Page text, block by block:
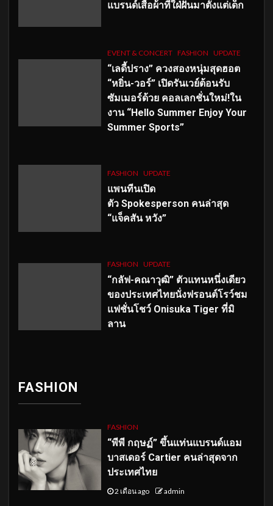
แบรนด์เสื้อผ้าที่ใฝ่ฝันมาตั้งแต่เด็ก
EVENT & CONCERT FASHION UPDATE
“เลดี้ปราง” ควงสองหนุ่มสุดฮอต
“หยิ่น-วอร์” เปิดรันเวย์ต้อนรับ
ซัมเมอร์ด้วย คอลเลกชั่นใหม่!ใน
งาน “Hello Summer Enjoy Your
Summer Sports”
FASHION UPDATE
แพนทีนเปิด
ตัว Spokesperson คนล่าสุด
“แจ็คสัน หวัง”
FASHION UPDATE
“กลัฟ-คณาวุฒิ” ตัวแทนหนึ่งเดียว
ของประเทศไทยนั่งฟรอนต์โรว์ชม
แฟชั่นโชว์ Onisuka Tiger ที่มิ
ลาน
FASHION
FASHION
“พีพี กฤษฏ์” ขึ้นแท่นแบรนด์แอม
บาสเดอร์ Cartier คนล่าสุดจาก
ประเทศไทย
2 เดือน ago admin